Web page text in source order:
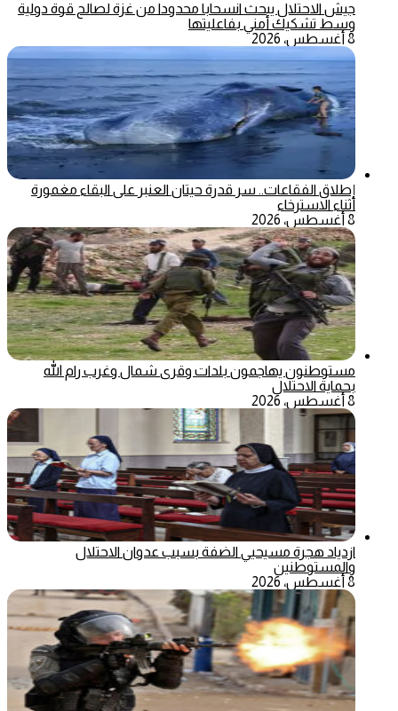
جيش الاحتلال يبحث انسحابا محدودا من غزة لصالح قوة دولية
وسط تشكيك أمني بفاعليتها
8 أغسطس، 2026
إطلاق الفقاعات.. سر قدرة حيتان العنبر على البقاء مغمورة
أثناء الاسترخاء
8 أغسطس، 2026
مستوطنون يهاجمون بلدات وقرى شمال وغرب رام الله
بحماية الاحتلال
8 أغسطس، 2026
ازدياد هجرة مسيحيي الضفة بسبب عدوان الاحتلال
والمستوطنين
8 أغسطس، 2026